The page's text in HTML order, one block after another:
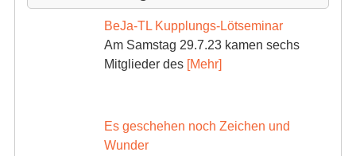
BeJa-TL Kupplungs-Lötseminar
Am Samstag 29.7.23 kamen sechs
Mitglieder des [Mehr]
Es geschehen noch Zeichen und
Wunder